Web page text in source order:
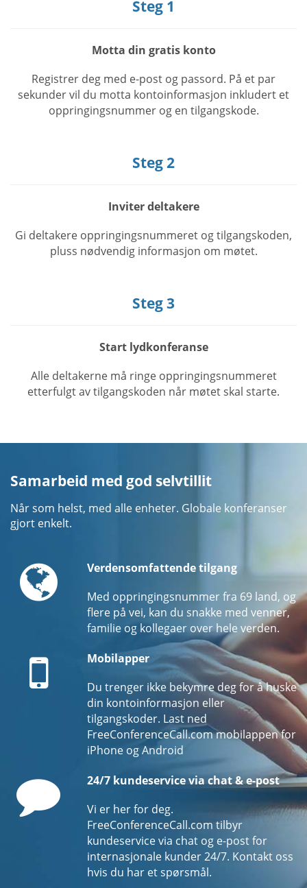
Steg 1
Motta din gratis konto
Registrer deg med e-post og passord. På et par
sekunder vil du motta kontoinformasjon inkludert et
oppringingsnummer og en tilgangskode.
Steg 2
Inviter deltakere
Gi deltakere oppringingsnummeret og tilgangskoden,
pluss nødvendig informasjon om møtet.
Steg 3
Start lydkonferanse
Alle deltakerne må ringe oppringingsnummeret
etterfulgt av tilgangskoden når møtet skal starte.
Samarbeid med god selvtillit
Når som helst, med alle enheter. Globale konferanser
gjort enkelt.
GlobeVerdensomfattende tilgang
Med oppringingsnummer fra 69 land, og
flere på vei, kan du snakke med venner,
familie og kollegaer over hele verden.
Mobile
Mobilapper
Du trenger ikke bekymre deg for å huske
din kontoinformasjon eller
tilgangskoder. Last ned
FreeConferenceCall.com mobilappen for
iPhone og Android
Comment
24/7 kundeservice via chat & e-post
Vi er her for deg.
FreeConferenceCall.com tilbyr
kundeservice via chat og e-post for
internasjonale kunder 24/7. Kontakt oss
hvis du har et spørsmål.